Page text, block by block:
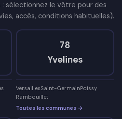
sélectionnez le vôtre pour des
accès, conditions habituelles).
78
Yvelines
VersaillesSaint-GermainPoissy
Rambouillet
Toutes les communes →